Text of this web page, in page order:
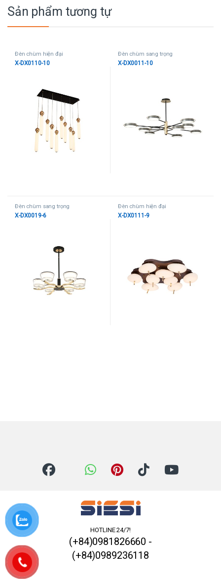
Sản phẩm tương tự
Đèn chùm hiện đại
X-DX0110-10
Đèn chùm sang trọng
X-DX0011-10
Đèn chùm sang trọng
X-DX0019-6
Đèn chùm hiện đại
X-DX0111-9
HOTLINE 24/7!
(+84)0981826660 -
(+84)0989236118